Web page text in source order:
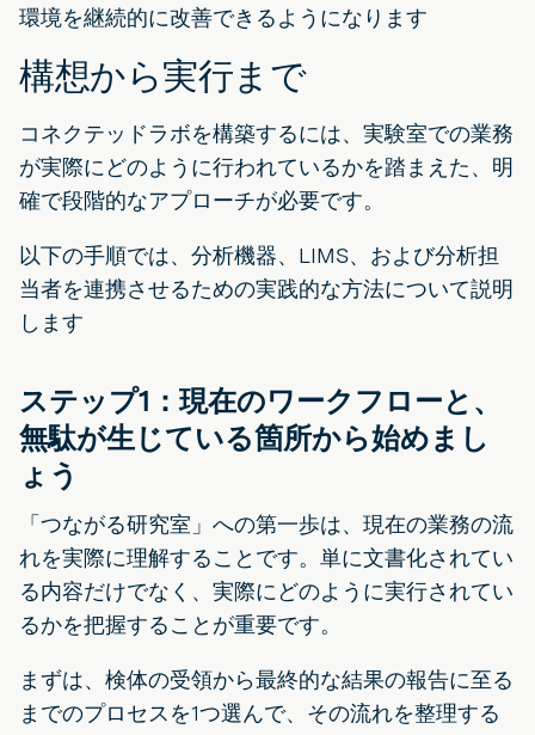
環境を継続的に改善できるようになります
構想から実行まで
コネクテッドラボを構築するには、実験室での業務
が実際にどのように行われているかを踏まえた、明
確で段階的なアプローチが必要です。
以下の手順では、分析機器、LIMS、および分析担
当者を連携させるための実践的な方法について説明
します
ステップ1：現在のワークフローと、
無駄が生じている箇所から始めまし
ょう
「つながる研究室」への第一歩は、現在の業務の流
れを実際に理解することです。単に文書化されてい
る内容だけでなく、実際にどのように実行されてい
るかを把握することが重要です。
まずは、検体の受領から最終的な結果の報告に至る
までのプロセスを1つ選んで、その流れを整理する